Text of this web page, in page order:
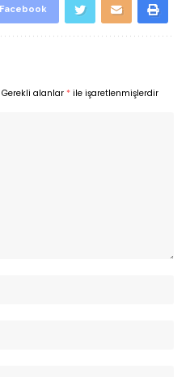
Facebook
Gerekli alanlar * ile işaretlenmişlerdir